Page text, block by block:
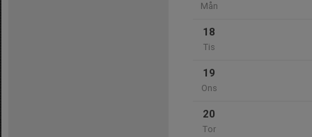
Mån
18
Tis
19
Ons
20
Tor